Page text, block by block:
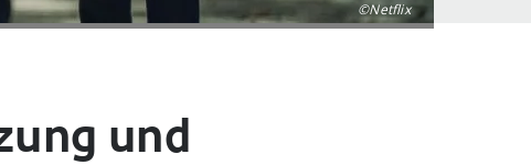
©Netflix
und